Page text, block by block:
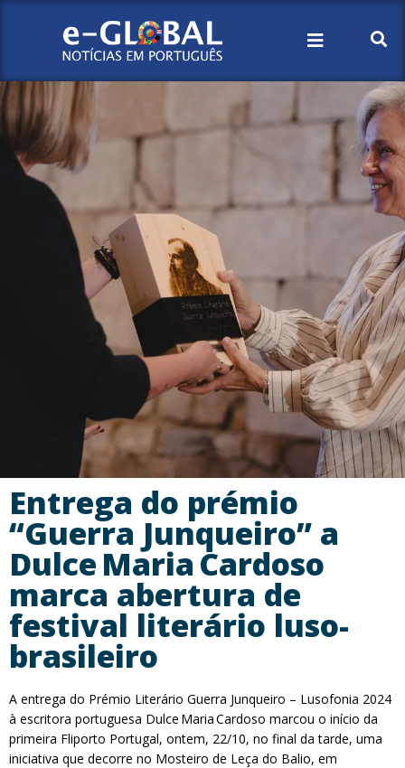
Entrega do prémio
“Guerra Junqueiro” a
Dulce Maria Cardoso
marca abertura de
festival literário luso-
brasileiro
A entrega do Prémio Literário Guerra Junqueiro – Lusofonia 2024
à escritora portuguesa Dulce Maria Cardoso marcou o início da
primeira Fliporto Portugal, ontem, 22/10, no final da tarde, uma
iniciativa que decorre no Mosteiro de Leça do Balio, em